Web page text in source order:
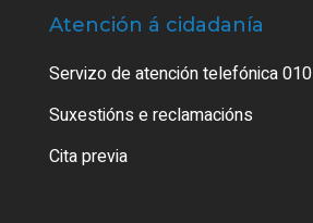
Atención á cidadanía
Servizo de atención telefónica 010
Suxestións e reclamacións
Cita previa